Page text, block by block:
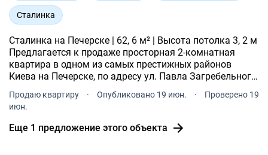
Сталинка
Сталинка на Печерске | 62, 6 м² | Высота потолка 3, 2 м
Предлагается к продаже просторная 2-комнатная
квартира в одном из самых престижных районов
Киева на Печерске, по адресу ул. Павла Загребельного,
добротного кирпичного дома сталинской застройки.
Продаю квартиру · Опубликовано 19 июн. ·
Проверено 19
июн.
Еще 1 предложение этого объекта